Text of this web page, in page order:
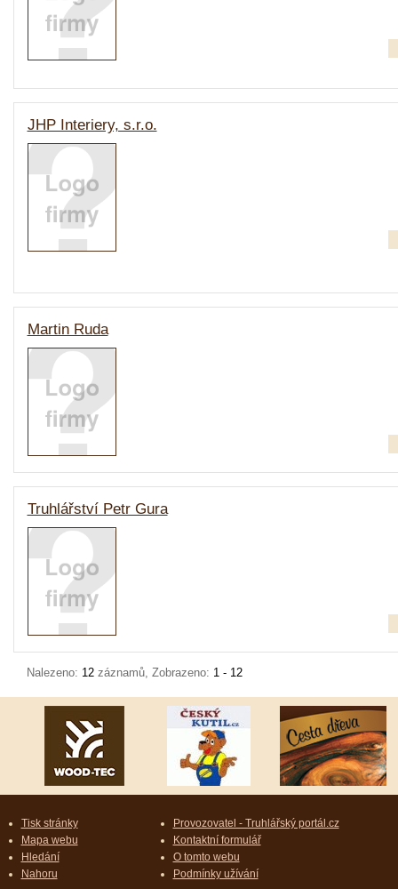
JHP Interiery, s.r.o.
Martin Ruda
Truhlářství Petr Gura
Nalezeno: 12 záznamů, Zobrazeno: 1 - 12
Tisk stránky
Mapa webu
Hledání
Nahoru
Provozovatel - Truhlářský portál.cz
Kontaktní formulář
O tomto webu
Podmínky užívání